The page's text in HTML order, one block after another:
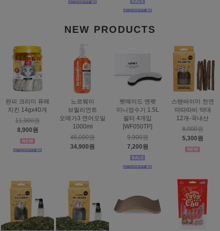
NEW PRODUCTS
완피 크리미 퓨레
치킨 14gx40개
11,900원
8,900원
노르웨이
브릴리언트
오메가3 연어오일
1000ml
45,000원
34,900원
펫메이드 엔펫
미니정수기 1.5L
필터 4개입
[WF050TP]
9,900원
7,200원
스탠바이미 천연
마따따비 막대
12개-국내산
8,000원
5,300원